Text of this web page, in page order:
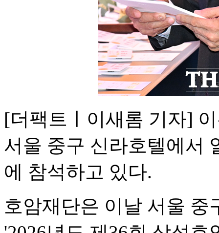
[더팩트ㅣ이새롬 기자]
서울 중구 신라호텔에서
에 참석하고 있다.
호암재단은 이날 서울